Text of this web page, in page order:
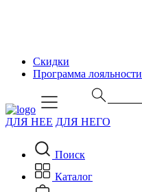
Скидки
Программа лояльности
ДЛЯ НЕЕ ДЛЯ НЕГО
Поиск
Каталог